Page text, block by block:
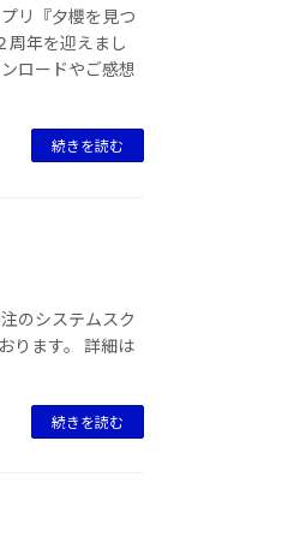
リ『夕櫻を見つ
年を迎えまし
ロードやご感想
続きを読む
のシステムスク
ります。 詳細は
続きを読む